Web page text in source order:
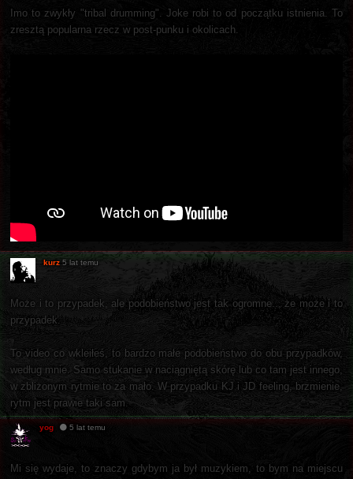
Imo to zwykły "tribal drumming". Joke robi to od początku istnienia. To
zresztą popularna rzecz w post-punku i okolicach.
kurz 5 lat temu
Może i to przypadek, ale podobieństwo jest tak ogromne.., że może i to
przypadek.
To video co wkleiłeś, to bardzo małe podobieństwo do obu przypadków,
według mnie. Samo stukanie w naciągniętą skórę lub co tam jest innego,
w zbliżonym rytmie to za mało. W przypadku KJ i JD feeling, brzmienie,
rytm jest prawie taki sam.
yog 5 lat temu
Mi się wydaje, to znaczy gdybym ja był muzykiem, to bym na miejscu